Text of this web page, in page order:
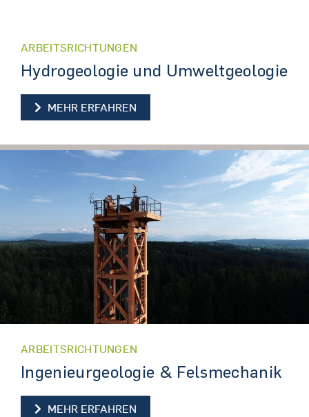
ARBEITSRICHTUNGEN
Hydrogeologie und Umweltgeologie
MEHR ERFAHREN
ARBEITSRICHTUNGEN
Ingenieurgeologie & Felsmechanik
MEHR ERFAHREN